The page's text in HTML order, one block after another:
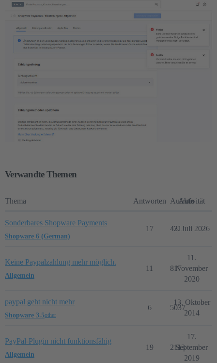
Verwandte Themen
Thema Antworten Aufrufe
Aktivität
Sonderbares Shopware Payments
Shopware 6 (German)
17 421
3. Juli 2026
Keine Paypalzahlung mehr möglich.
Allgemein
11 817
11.
November
2020
paypal geht nicht mehr
Shopware 3.5other
6 5037
13. Oktober
2014
PayPal-Plugin nicht funktionsfähig
Allgemein
19 2113
17.
September
2019